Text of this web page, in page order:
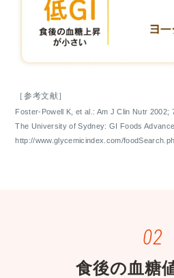
［参考文献］
Foster-Powell K, et al.: Am J Clin Nutr 2002;
The University of Sydney: GI Foods
http://www.glycemicindex.com/
食後の血糖